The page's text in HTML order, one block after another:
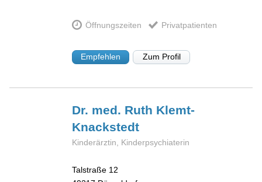
Öffnungszeiten Privatpatienten
Empfehlen Zum Profil
Dr. med. Ruth Klemt-
Knackstedt
Kinderärztin, Kinderpsychiaterin
Talstraße 12